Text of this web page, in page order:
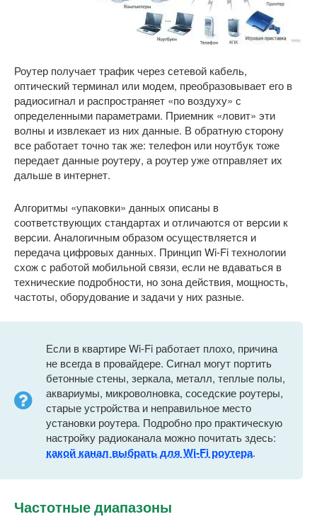
Роутер получает трафик через сетевой кабель,
оптический терминал или модем, преобразовывает его в
радиосигнал и распространяет «по воздуху» с
определенными параметрами. Приемник «ловит» эти
волны и извлекает из них данные. В обратную сторону
все работает точно так же: телефон или ноутбук тоже
передает данные роутеру, а роутер уже отправляет их
дальше в интернет.
Алгоритмы «упаковки» данных описаны в
соответствующих стандартах и отличаются от версии к
версии. Аналогичным образом осуществляется и
передача цифровых данных. Принцип Wi-Fi технологии
схож с работой мобильной связи, если не вдаваться в
технические подробности, но зона действия, мощность,
частоты, оборудование и задачи у них разные.
Если в квартире Wi-Fi работает плохо, причина
не всегда в провайдере. Сигнал могут портить
бетонные стены, зеркала, металл, теплые полы,
аквариумы, микроволновка, соседские роутеры,
старые устройства и неправильное место
установки роутера. Подробно про практическую
настройку радиоканала можно почитать здесь:
какой канал выбрать для Wi-Fi роутера.
Частотные диапазоны